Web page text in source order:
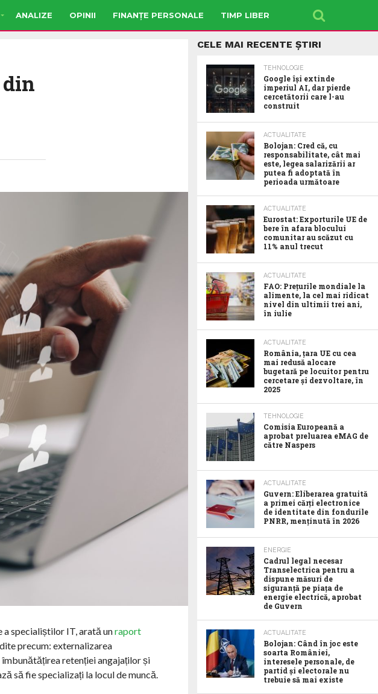
ANALIZE OPINII FINANȚE PERSONALE TIMP LIBER
a specialiștilor IT, arată unraport
precum: externalizarea
retenției angajaților și
să fie specializați la locul de muncă.
CELE MAI RECENTE ȘTIRI
TEHNOLOGIE
Google îşi extinde
imperiul AI, dar pierde
cercetătorii care l-au
construit
ACTUALITATE
Bolojan: Cred că, cu
responsabilitate, cât mai
este, legea salarizării ar
putea fi adoptată în
perioada următoare
ACTUALITATE
Eurostat: Exporturile UE de
bere în afara blocului
comunitar au scăzut cu
11% anul trecut
ACTUALITATE
FAO: Prețurile mondiale la
alimente, la cel mai ridicat
nivel din ultimii trei ani,
în iulie
ACTUALITATE
România, țara UE cu cea
mai redusă alocare
bugetară pe locuitor pentru
cercetare și dezvoltare, în
2025
TEHNOLOGIE
Comisia Europeană a
aprobat preluarea eMAG de
către Naspers
ACTUALITATE
Guvern: Eliberarea gratuită
a primei cărți electronice
de identitate din fondurile
PNRR, menținută în 2026
ENERGIE
Cadrul legal necesar
Transelectrica pentru a
dispune măsuri de
siguranță pe piața de
energie electrică, aprobat
de Guvern
ACTUALITATE
Bolojan: Când în joc este
soarta României,
interesele personale, de
partid și electorale nu
trebuie să mai existe